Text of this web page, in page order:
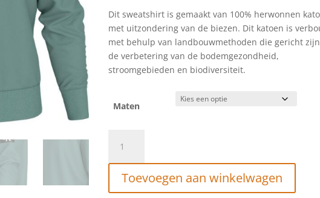
Dit sweatshirt is gemaakt van 100% herwonnen
met uitzondering van de biezen. Dit katoen is
met behulp van landbouwmethoden die gericht
de verbetering van de bodemgezondheid,
stroomgebieden en biodiversiteit.
Maten
Klein
Badge
Crew
Neck
Toevoegen aan winkelwagen